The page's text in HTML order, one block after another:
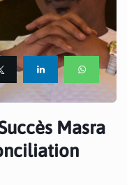
Masra